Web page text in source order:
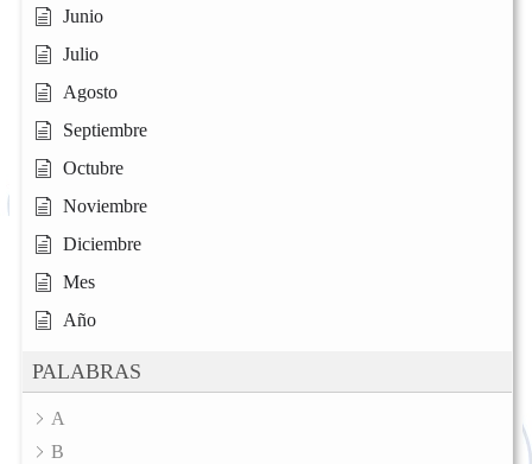
Junio
Julio
Agosto
Septiembre
Octubre
Noviembre
Diciembre
Mes
Año
PALABRAS
A
B